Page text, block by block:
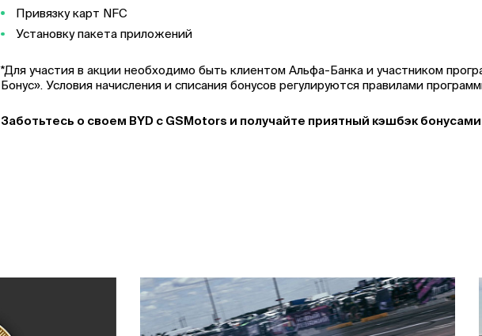
Привязку карт NFC
Установку пакета приложений
*Для участия в акции необходимо быть клиентом Альфа-Банка и участником
Бонус». Условия начисления и списания бонусов регулируются правилами
Заботьтесь о своем BYD с GSMotors и получайте приятный кэшбэк